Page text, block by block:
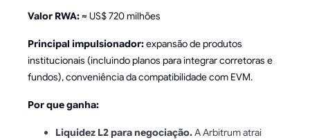
Valor RWA:≈ US$ 720 milhões
Principal impulsionador:expansão de produtos
institucionais (incluindo planos para integrar corretoras e
fundos), conveniência da compatibilidade com EVM.
Por que ganha:
Liquidez L2 para negociação.A Arbitrum atrai